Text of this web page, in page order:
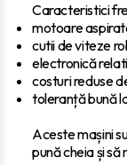
Caracteristici
motoare
cutii de viteze
electronică
costuri reduse
toleranță bună
Aceste mașini
pună cheia și